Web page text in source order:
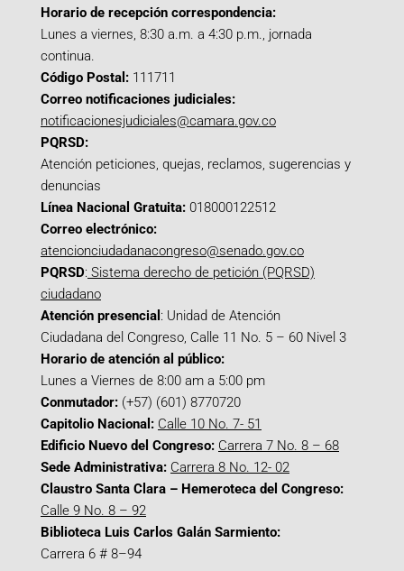
Horario de recepción correspondencia:
Lunes a viernes, 8:30 a.m. a 4:30 p.m., jornada
continua.
Código Postal: 111711
Correo notificaciones judiciales:
notificacionesjudiciales@camara.gov.co
PQRSD:
Atención peticiones, quejas, reclamos, sugerencias y
denuncias
Línea Nacional Gratuita: 018000122512
Correo electrónico:
atencionciudadanacongreso@senado.gov.co
PQRSD: Sistema derecho de petición (PQRSD)
ciudadano
Atención presencial : Unidad de Atención
Ciudadana del Congreso, Calle 11 No. 5 – 60 Nivel 3
Horario de atención al público:
Lunes a Viernes de 8:00 am a 5:00 pm
Conmutador: (+57) (601) 8770720
Capitolio Nacional: Calle 10 No. 7- 51
Edificio Nuevo del Congreso: Carrera 7 No. 8 – 68
Sede Administrativa: Carrera 8 No. 12- 02
Claustro Santa Clara – Hemeroteca del Congreso:
Calle 9 No. 8 – 92
Biblioteca Luis Carlos Galán Sarmiento:
Carrera 6 # 8–94